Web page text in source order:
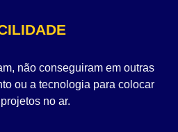
não conseguiram em outras
ou a tecnologia para colocar
no ar.